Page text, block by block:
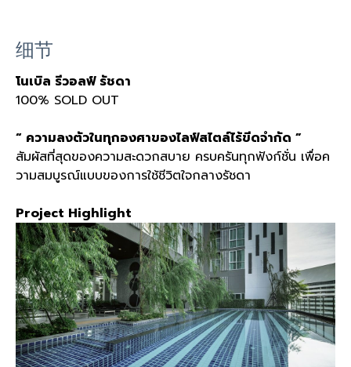
细节
โนเบิล รีวอลฟ์ รัชดา
100% SOLD OUT
“ ความลงตัวในทุกองศาของไลฟ์สไตล์ไร้ขีดจำกัด ”
สัมผัสที่สุดของความสะดวกสบาย ครบครันทุกฟังก์ชั่น เพื่อค
วามสมบูรณ์แบบของการใช้ชีวิตใจกลางรัชดา
Project Highlight